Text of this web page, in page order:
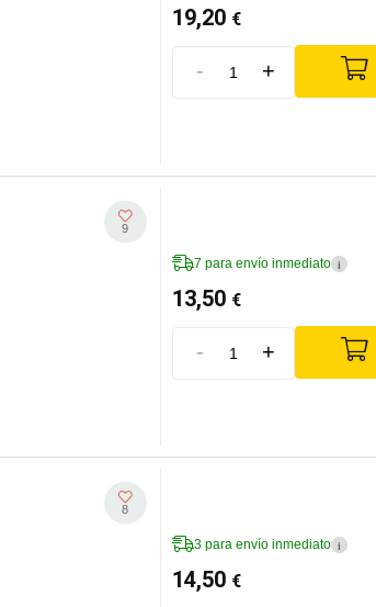
19,20 €
- +
9
7 para envío inmediato i
13,50 €
- +
8
3 para envío inmediato i
14,50 €